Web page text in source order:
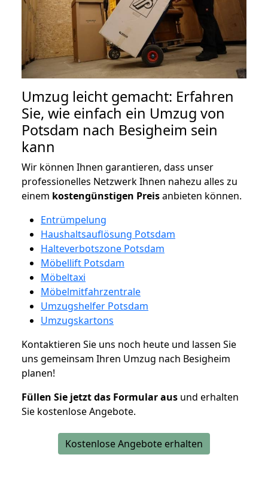
Umzug leicht gemacht: Erfahren
Sie, wie einfach ein Umzug von
Potsdam nach Besigheim sein
kann
Wir können Ihnen garantieren, dass unser
professionelles Netzwerk Ihnen nahezu alles zu
einem kostengünstigen Preisanbieten können.
Entrümpelung
Haushaltsauflösung Potsdam
Halteverbotszone Potsdam
Möbellift Potsdam
Möbeltaxi
Möbelmitfahrzentrale
Umzugshelfer Potsdam
Umzugskartons
Kontaktieren Sie uns noch heute und lassen Sie
uns gemeinsam Ihren Umzug nach Besigheim
planen!
Füllen Sie jetzt das Formular aus und erhalten
Sie kostenlose Angebote.
Kostenlose Angebote erhalten